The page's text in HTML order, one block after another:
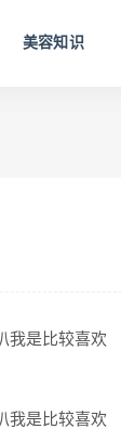
美容知识
我是比较喜欢
我是比较喜欢